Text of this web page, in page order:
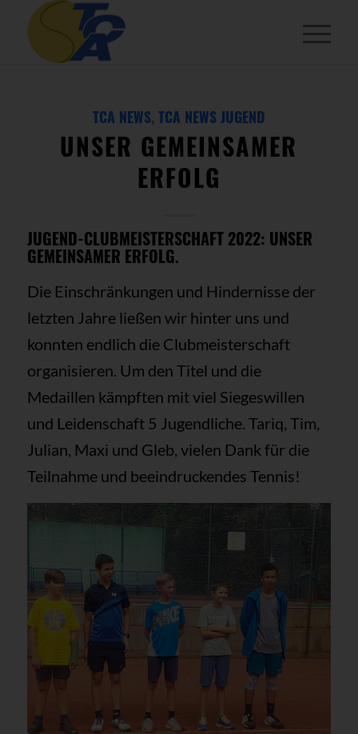
TCA NEWS, TCA NEWS JUGEND
UNSER GEMEINSAMER
ERFOLG
JUGEND-CLUBMEISTERSCHAFT 2022: UNSER
GEMEINSAMER ERFOLG.
Die Einschränkungen und Hindernisse der
letzten Jahre ließen wir hinter uns und
konnten endlich die Clubmeisterschaft
organisieren. Um den Titel und die
Medaillen kämpften mit viel Siegeswillen
und Leidenschaft 5 Jugendliche. Tariq, Tim,
Julian, Maxi und Gleb, vielen Dank für die
Teilnahme und beeindruckendes Tennis!